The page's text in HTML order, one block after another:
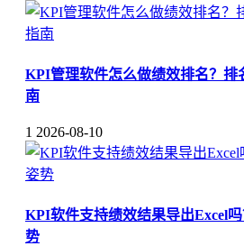
KPI管理软件怎么做绩效排名？排
南
1 2026-08-10
KPI软件支持绩效结果导出Excel
势